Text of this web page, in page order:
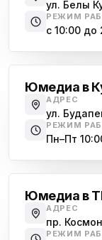
ул. Белы
РЕЖИМ
с 10:00 до
Юмедиа в
АДРЕС
ул.
РЕЖИМ
Пн–Пт
Юмедиа в
АДРЕС
пр.
РЕЖИМ